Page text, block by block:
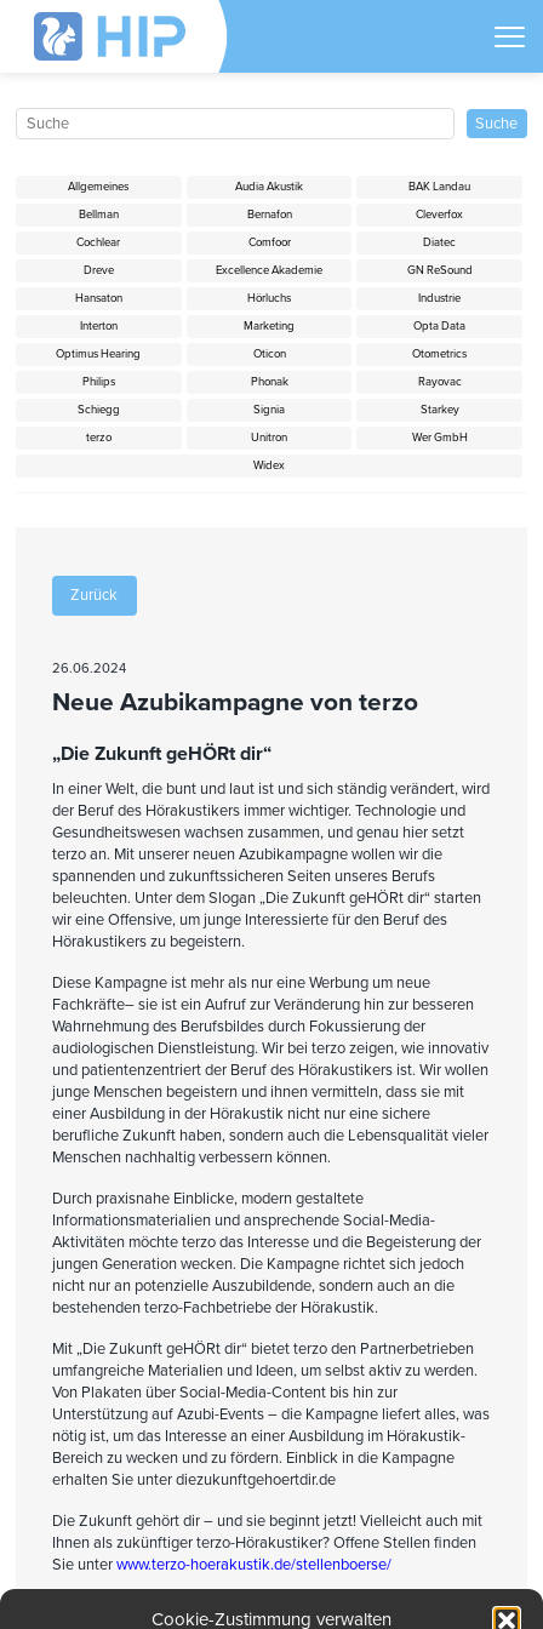
Cookie-Zustimmung verwalten
Zurück
26.06.2024
Neue Azubikampagne von terzo
„Die Zukunft geHÖRt dir“
In einer Welt, die bunt und laut ist und sich ständig verändert, wird
der Beruf des Hörakustikers immer wichtiger. Technologie und
Gesundheitswesen wachsen zusammen, und genau hier setzt
terzo an. Mit unserer neuen Azubikampagne wollen wir die
spannenden und zukunftssicheren Seiten unseres Berufs
beleuchten. Unter dem Slogan „Die Zukunft geHÖRt dir“ starten
wir eine Offensive, um junge Interessierte für den Beruf des
Hörakustikers zu begeistern.
Diese Kampagne ist mehr als nur eine Werbung um neue
Fachkräfte– sie ist ein Aufruf zur Veränderung hin zur besseren
Wahrnehmung des Berufsbildes durch Fokussierung der
audiologischen Dienstleistung. Wir bei terzo zeigen, wie innovativ
und patientenzentriert der Beruf des Hörakustikers ist. Wir wollen
junge Menschen begeistern und ihnen vermitteln, dass sie mit
einer Ausbildung in der Hörakustik nicht nur eine sichere
berufliche Zukunft haben, sondern auch die Lebensqualität vieler
Menschen nachhaltig verbessern können.
Durch praxisnahe Einblicke, modern gestaltete
Informationsmaterialien und ansprechende Social-Media-
Aktivitäten möchte terzo das Interesse und die Begeisterung der
jungen Generation wecken. Die Kampagne richtet sich jedoch
nicht nur an potenzielle Auszubildende, sondern auch an die
bestehenden terzo-Fachbetriebe der Hörakustik.
Mit „Die Zukunft geHÖRt dir“ bietet terzo den Partnerbetrieben
umfangreiche Materialien und Ideen, um selbst aktiv zu werden.
Von Plakaten über Social-Media-Content bis hin zur
Unterstützung auf Azubi-Events – die Kampagne liefert alles, was
nötig ist, um das Interesse an einer Ausbildung im Hörakustik-
Bereich zu wecken und zu fördern. Einblick in die Kampagne
erhalten Sie unter diezukunftgehoertdir.de
Die Zukunft gehört dir – und sie beginnt jetzt! Vielleicht auch mit
Ihnen als zukünftiger terzo-Hörakustiker? Offene Stellen finden
Sie unterwww.terzo-hoerakustik.de/stellenboerse/
Allgemeines Audia Akustik
BAK Landau
Bellman
Bernafon
Cleverfox
Cochlear
Comfoor
Diatec
Dreve
Excellence Akademie
GN ReSound
Hansaton
Hörluchs
Industrie
Interton
Marketing
Opta Data
Optimus Hearing
Oticon
Otometrics
Philips
Phonak
Rayovac
Schiegg
Signia
Starkey
terzo
Unitron
Wer GmbH
Widex